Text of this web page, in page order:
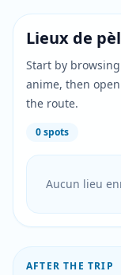
Lieux de
Start by
anime, then
the route.
0spots
Aucun lieu
AFTER THE TRIP